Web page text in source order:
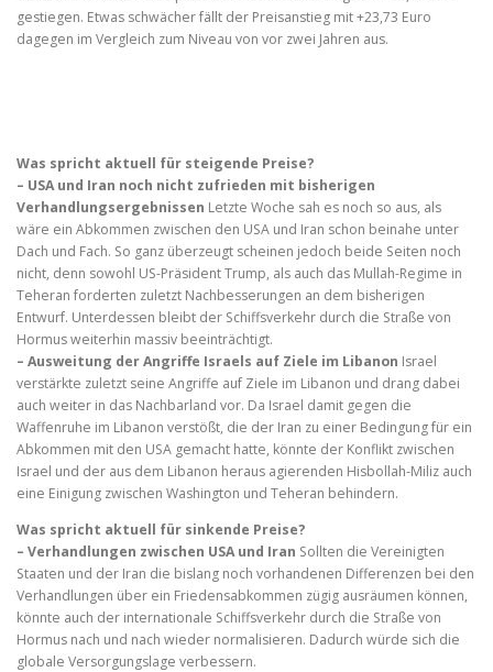
gestiegen. Etwas schwächer fällt der Preisanstieg mit +23,73 Euro
dagegen im Vergleich zum Niveau von vor zwei Jahren aus.
Was spricht aktuell für steigende Preise?
– USA und Iran noch nicht zufrieden mit bisherigen
Verhandlungsergebnissen Letzte Woche sah es noch so aus, als
wäre ein Abkommen zwischen den USA und Iran schon beinahe unter
Dach und Fach. So ganz überzeugt scheinen jedoch beide Seiten noch
nicht, denn sowohl US-Präsident Trump, als auch das Mullah-Regime in
Teheran forderten zuletzt Nachbesserungen an dem bisherigen
Entwurf. Unterdessen bleibt der Schiffsverkehr durch die Straße von
Hormus weiterhin massiv beeinträchtigt.
– Ausweitung der Angriffe Israels auf Ziele im Libanon Israel
verstärkte zuletzt seine Angriffe auf Ziele im Libanon und drang dabei
auch weiter in das Nachbarland vor. Da Israel damit gegen die
Waffenruhe im Libanon verstößt, die der Iran zu einer Bedingung für ein
Abkommen mit den USA gemacht hatte, könnte der Konflikt zwischen
Israel und der aus dem Libanon heraus agierenden Hisbollah-Miliz auch
eine Einigung zwischen Washington und Teheran behindern.
Was spricht aktuell für sinkende Preise?
– Verhandlungen zwischen USA und Iran Sollten die Vereinigten
Staaten und der Iran die bislang noch vorhandenen Differenzen bei den
Verhandlungen über ein Friedensabkommen zügig ausräumen können,
könnte auch der internationale Schiffsverkehr durch die Straße von
Hormus nach und nach wieder normalisieren. Dadurch würde sich die
globale Versorgungslage verbessern.